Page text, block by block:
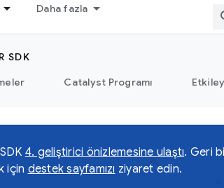
Daha fazla
SDK
Catalyst Programı
4. geliştirici önizlemesine ulaştı. Geri
için destek sayfamızı ziyaret edin.